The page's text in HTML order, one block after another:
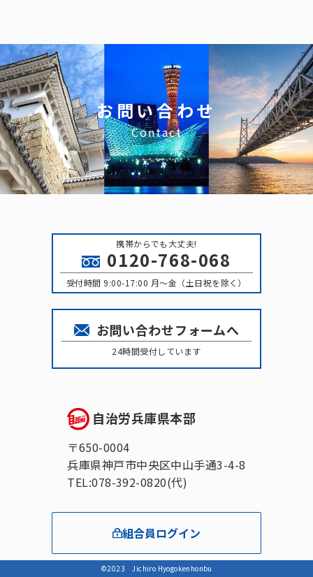
お問い合わせ
Contact
携帯からでも大丈夫!
0120-768-068
受付時間 9:00-17:00 月〜金（土日祝を除く）
お問い合わせフォームへ
24時間受付しています
自治労兵庫県本部
〒650-0004
兵庫県神戸市中央区中山手通3-4-8
TEL:078-392-0820(代)
組合員ログイン
©2023 Jichiro Hyogokenhonbu